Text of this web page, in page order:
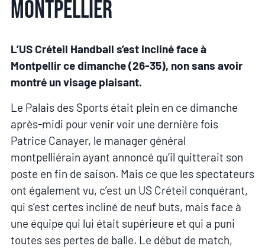
Montpellier
L’US Créteil Handball s’est incliné face à
Montpellir ce dimanche (26-35), non sans avoir
montré un visage plaisant.
Le Palais des Sports était plein en ce dimanche
après-midi pour venir voir une dernière fois
Patrice Canayer, le manager général
montpelliérain ayant annoncé qu’il quitterait son
poste en fin de saison. Mais ce que les spectateurs
ont également vu, c’est un US Créteil conquérant,
qui s’est certes incliné de neuf buts, mais face à
une équipe qui lui était supérieure et qui a puni
toutes ses pertes de balle. Le début de match,